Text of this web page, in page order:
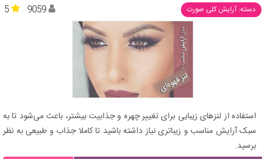
دسته: آرایش کلی صورت 5 9059
استفاده از لنزهای زیبایی برای تغییر چهره و جذابیت بیشتر، باعث می‌شود تا به
سبک آرایش مناسب و زیباتری نیاز داشته باشید تا کاملا جذاب و طبیعی به نظر
برسید.